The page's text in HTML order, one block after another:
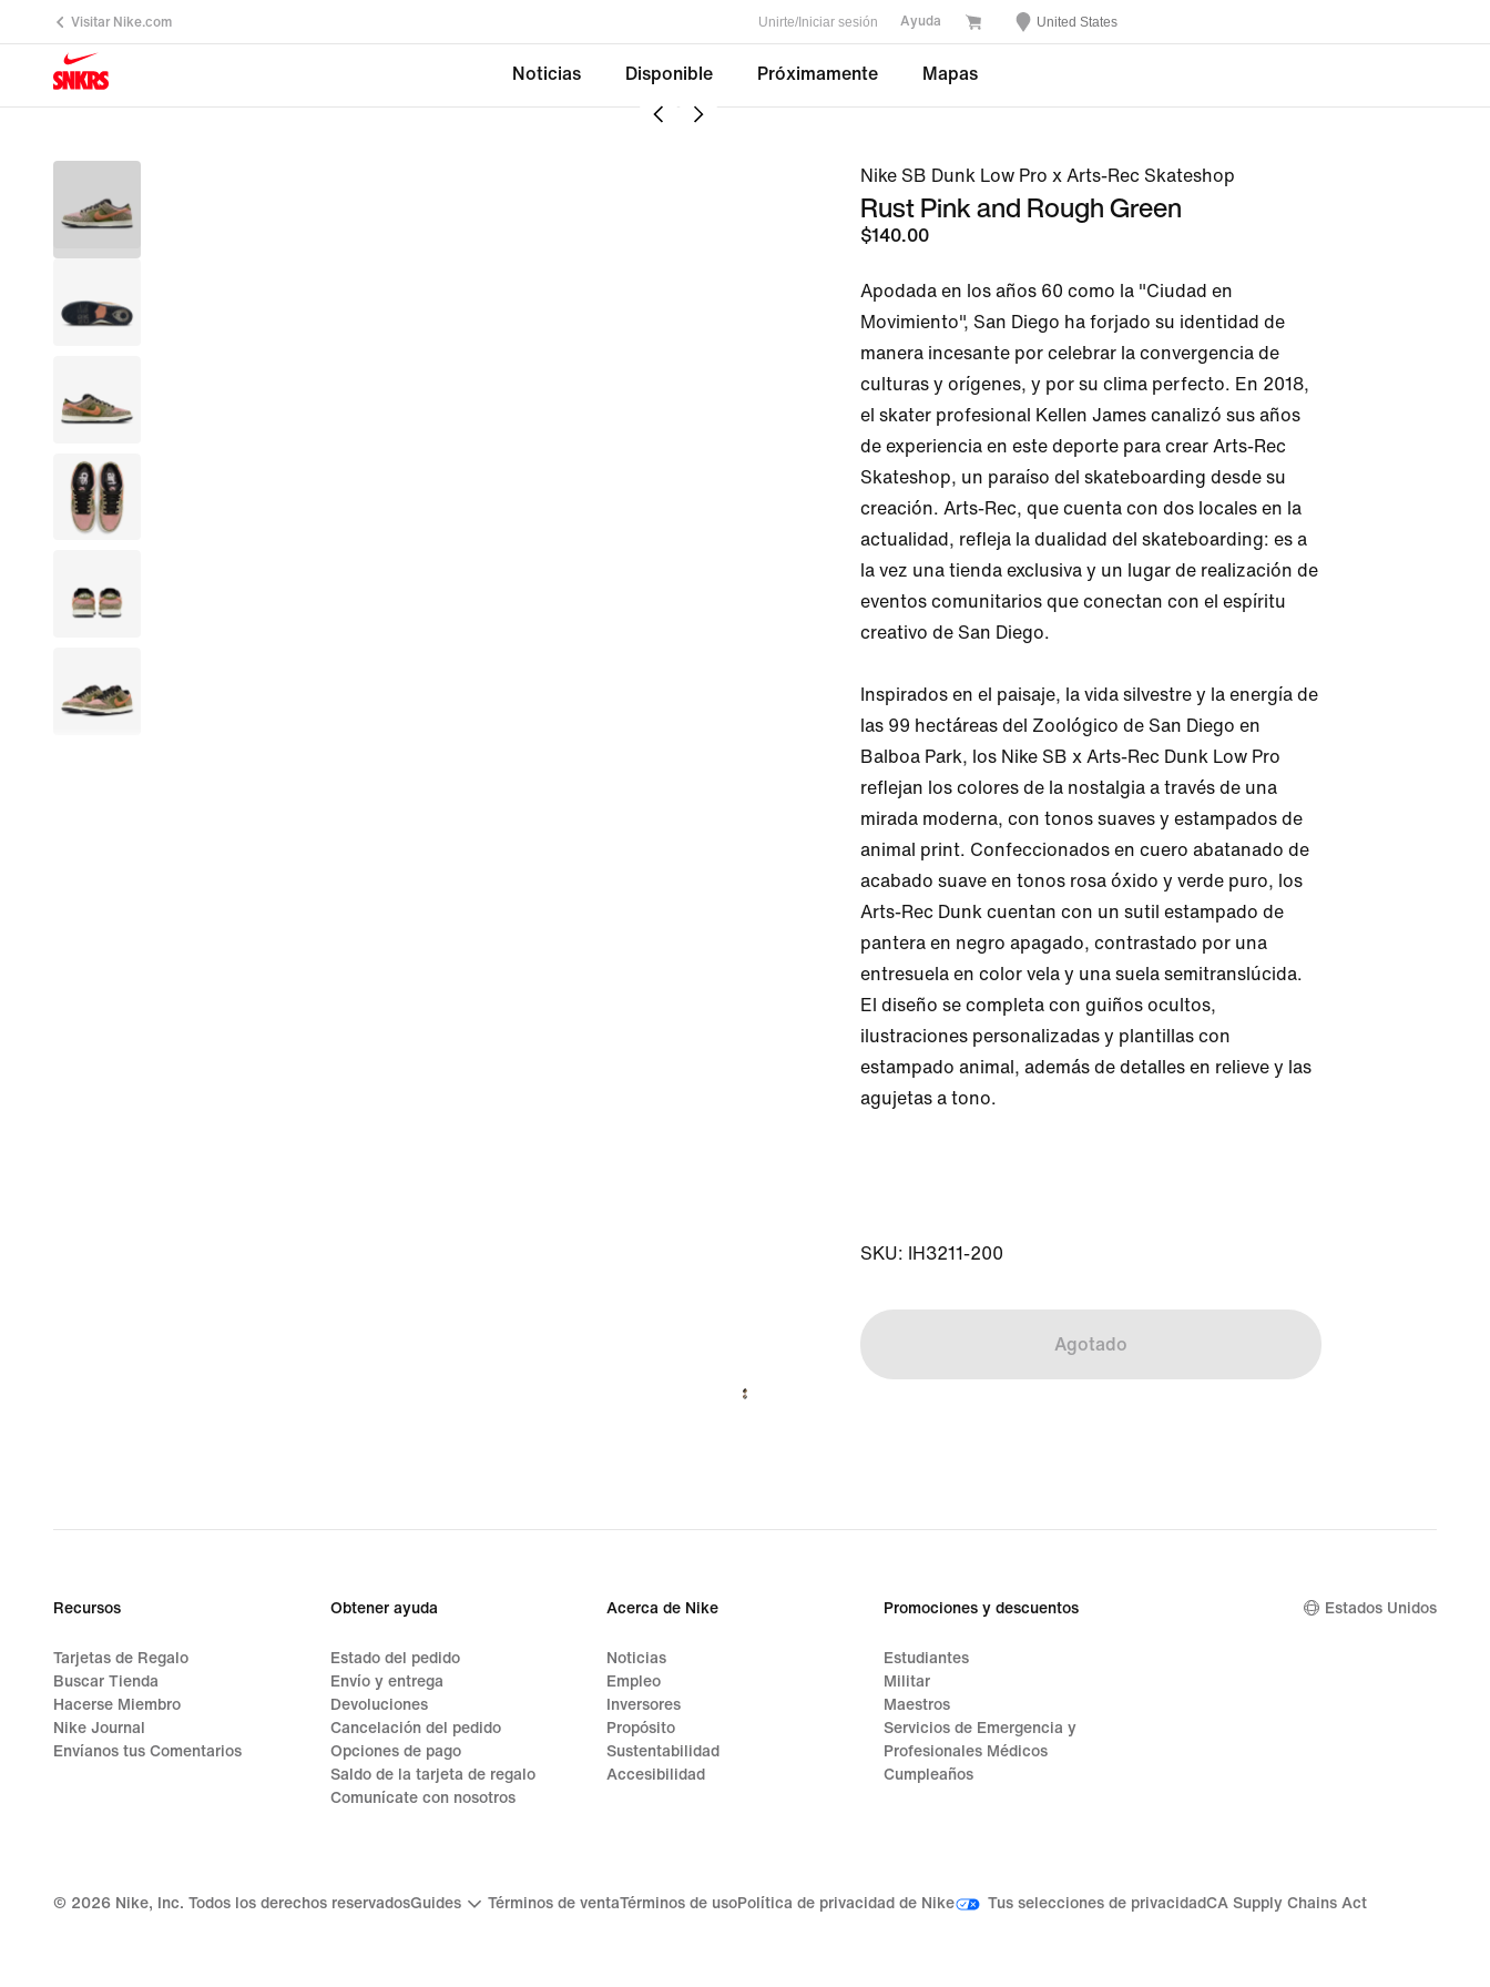
Visitar Nike.com Unirte/Iniciar sesión Ayuda United States
Noticias Disponible Próximamente Mapas
Nike SB Dunk Low Pro x Arts-Rec Skateshop
Rust Pink and Rough Green
$140.00
Apodada en los años 60 como la "Ciudad en
Movimiento", San Diego ha forjado su identidad de
manera incesante por celebrar la convergencia de
culturas y orígenes, y por su clima perfecto. En 2018,
el skater profesional Kellen James canalizó sus años
de experiencia en este deporte para crear Arts-Rec
Skateshop, un paraíso del skateboarding desde su
creación. Arts-Rec, que cuenta con dos locales en la
actualidad, refleja la dualidad del skateboarding: es a
la vez una tienda exclusiva y un lugar de realización de
eventos comunitarios que conectan con el espíritu
creativo de San Diego.
Inspirados en el paisaje, la vida silvestre y la energía de
las 99 hectáreas del Zoológico de San Diego en
Balboa Park, los Nike SB x Arts-Rec Dunk Low Pro
reflejan los colores de la nostalgia a través de una
mirada moderna, con tonos suaves y estampados de
animal print. Confeccionados en cuero abatanado de
acabado suave en tonos rosa óxido y verde puro, los
Arts-Rec Dunk cuentan con un sutil estampado de
pantera en negro apagado, contrastado por una
entresuela en color vela y una suela semitranslúcida.
El diseño se completa con guiños ocultos,
ilustraciones personalizadas y plantillas con
estampado animal, además de detalles en relieve y las
agujetas a tono.
SKU: IH3211-200
Agotado
Recursos
Tarjetas de Regalo
Buscar Tienda
Hacerse Miembro
Nike Journal
Envíanos tus Comentarios
Obtener ayuda
Estado del pedido
Envío y entrega
Devoluciones
Cancelación del pedido
Opciones de pago
Saldo de la tarjeta de regalo
Comunícate con nosotros
Acerca de Nike
Noticias
Empleo
Inversores
Propósito
Sustentabilidad
Accesibilidad
Promociones y descuentos
Estudiantes
Militar
Maestros
Servicios de Emergencia y
Profesionales Médicos
Cumpleaños
Estados Unidos
© 2026 Nike, Inc. Todos los derechos reservadosGuides Términos de ventaTérminos de usoPolítica de privacidad de Nike Tus selecciones de privacidadCA Supply Chains Act